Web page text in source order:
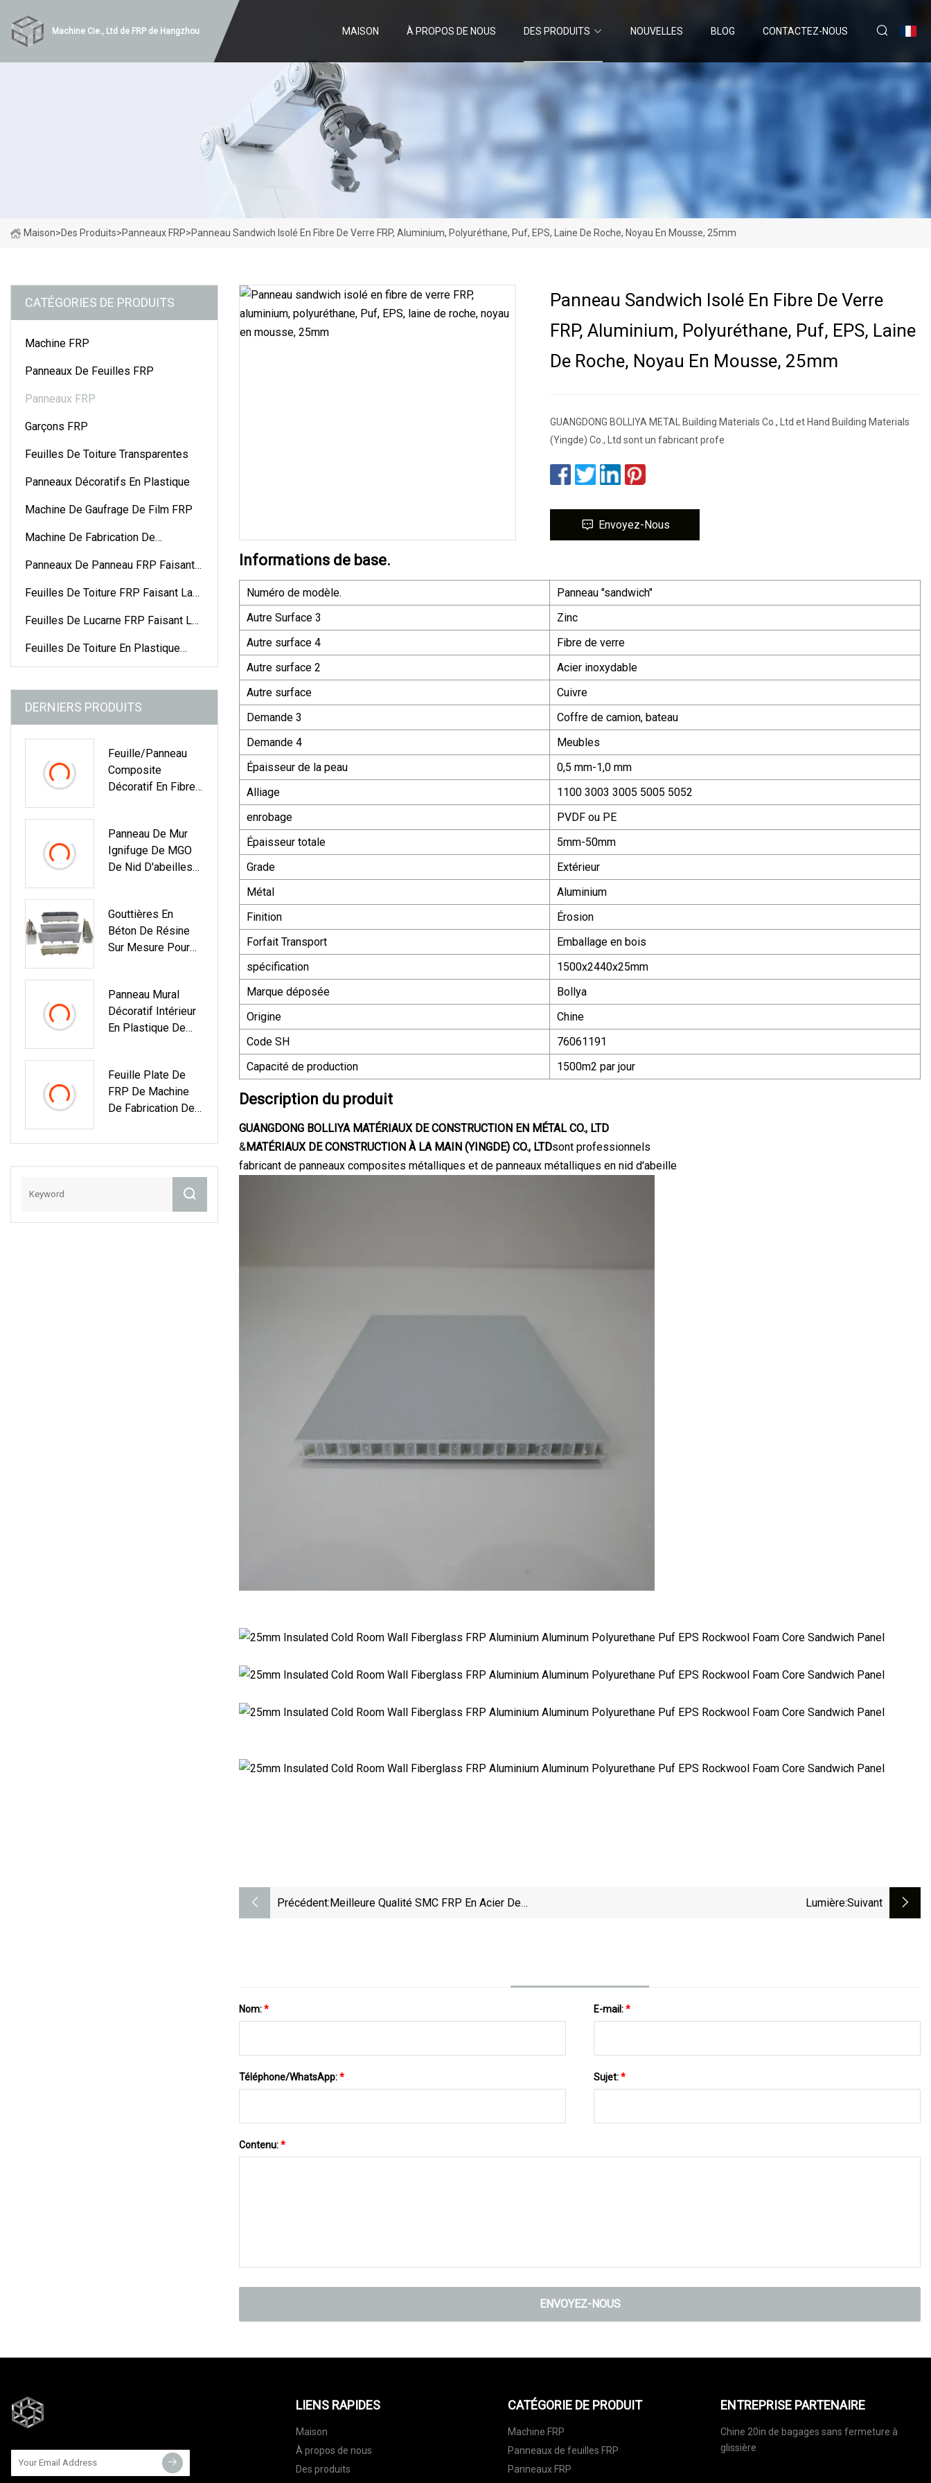
Machine Cie., Ltd de FRP de Hangzhou MAISON À PROPOS DE NOUS DES PRODUITS NOUVELLES BLOG CONTACTEZ-NOUS
Maison>Des Produits>Panneaux FRP>Panneau Sandwich Isolé En Fibre De Verre FRP, Aluminium, Polyuréthane, Puf, EPS, Laine De Roche, Noyau En Mousse, 25mm
CATÉGORIES DE PRODUITS
Machine FRP
Panneaux De Feuilles FRP
Panneaux FRP
Garçons FRP
Feuilles De Toiture Transparentes
Panneaux Décoratifs En Plastique
Machine De Gaufrage De Film FRP
Machine De Fabrication De
Panneaux De Panneau FRP Faisant
Feuilles De Toiture FRP Faisant La
Feuilles De Lucarne FRP Faisant La
Feuilles De Toiture En Plastique
Colorées
DERNIERS PRODUITS
Feuille/panneau
Composite
Décoratif En Fibre
Panneau De Mur
Ignifuge De MGO
De Nid D'abeilles
FRP De Feuille De
Fibre De Verre De
15mm
Gouttières En
Béton De Résine
Sur Mesure Pour
Panneau Mural
Décoratif Intérieur
En Plastique De
Feuille Plate De
FRP De Machine
De Fabrication De
Bon Marché
Panneau Sandwich Isolé En Fibre De Verre
FRP, Aluminium, Polyuréthane, Puf, EPS, Laine
De Roche, Noyau En Mousse, 25mm
GUANGDONG BOLLIYA METAL Building Materials Co., Ltd et Hand Building Materials
(Yingde) Co., Ltd sont un fabricant profe
Envoyez-Nous
Informations de base.
Numéro de modèle.
Panneau "sandwich"
Autre Surface 3
Zinc
Autre surface 4
Fibre de verre
Autre surface 2
Acier inoxydable
Autre surface
Cuivre
Demande 3
Coffre de camion, bateau
Demande 4
Meubles
Épaisseur de la peau
0,5 mm-1,0 mm
Alliage
1100 3003 3005 5005 5052
enrobage
PVDF ou PE
Épaisseur totale
5mm-50mm
Grade
Extérieur
Métal
Aluminium
Finition
Érosion
Forfait Transport
Emballage en bois
spécification
1500x2440x25mm
Marque déposée
Bollya
Origine
Chine
Code SH
76061191
Capacité de production
1500m2 par jour
Description du produit
GUANGDONG BOLLIYA MATÉRIAUX DE CONSTRUCTION EN MÉTAL CO., LTD
&MATÉRIAUX DE CONSTRUCTION À LA MAIN (YINGDE) CO., LTDsont professionnels
fabricant de panneaux composites métalliques et de panneaux métalliques en nid d'abeille
Précédent:Meilleure Qualité SMC FRP En Acier De
Lumière:suivant
Nom:* E-mail:*
Téléphone/WhatsApp:* Sujet:*
Contenu:*
ENVOYEZ-NOUS
LIENS RAPIDES
Maison
À propos de nous
Des produits
CATÉGORIE DE PRODUIT
Machine FRP
Panneaux de feuilles FRP
Panneaux FRP
ENTREPRISE PARTENAIRE
Chine 20in de bagages sans fermeture à
glissière